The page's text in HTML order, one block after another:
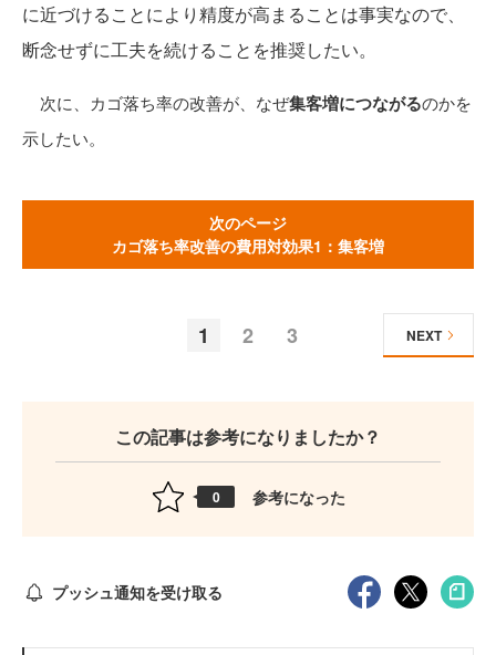
に近づけることにより精度が高まることは事実なので、
断念せずに工夫を続けることを推奨したい。
次に、カゴ落ち率の改善が、 なぜ集客増につながるのかを
示したい。
次のページ
カゴ落ち率改善の費用対効果1：集客増
1 2 3 NEXT
この記事は参考になりましたか？
0 参考になった
プッシュ通知を受け取る